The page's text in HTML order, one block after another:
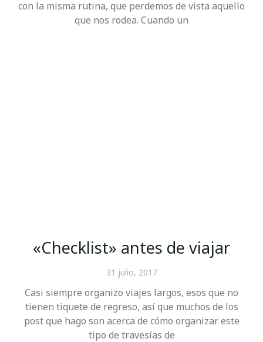
con la misma rutina, que perdemos de vista aquello
que nos rodea. Cuando un
«Checklist» antes de viajar
31 julio, 2017
Casi siempre organizo viajes largos, esos que no
tienen tiquete de regreso, así que muchos de los
post que hago son acerca de cómo organizar este
tipo de travesías de